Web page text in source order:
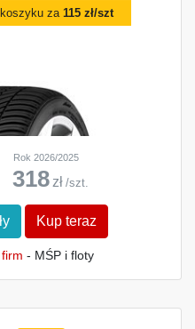
za 115 zł/szt
Rok 2026/2025
318 zł /szt.
Kup teraz
- MŚP i floty